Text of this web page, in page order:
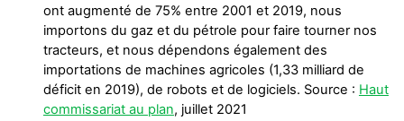
ont augmenté de 75% entre 2001 et 2019, nous
importons du gaz et du pétrole pour faire tourner nos
tracteurs, et nous dépendons également des
importations de machines agricoles (1,33 milliard de
déficit en 2019), de robots et de logiciels. Source : Haut
commissariat au plan, juillet 2021